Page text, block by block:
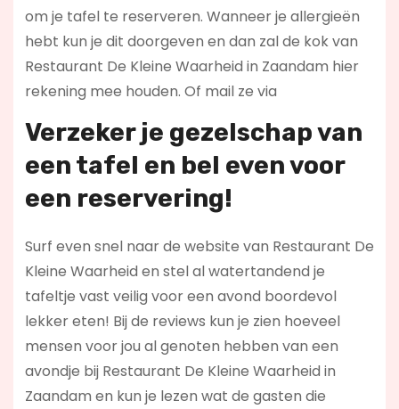
om je tafel te reserveren. Wanneer je allergieën
hebt kun je dit doorgeven en dan zal de kok van
Restaurant De Kleine Waarheid in Zaandam hier
rekening mee houden. Of mail ze via
Verzeker je gezelschap van
een tafel en bel even voor
een reservering!
Surf even snel naar de website van Restaurant De
Kleine Waarheid en stel al watertandend je
tafeltje vast veilig voor een avond boordevol
lekker eten! Bij de reviews kun je zien hoeveel
mensen voor jou al genoten hebben van een
avondje bij Restaurant De Kleine Waarheid in
Zaandam en kun je lezen wat de gasten die